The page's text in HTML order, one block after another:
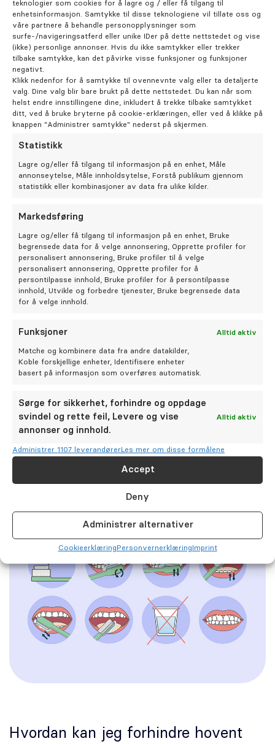
teknologier som cookies for å lagre og / eller få tilgang til
enhetsinformasjon. Samtykke til disse teknologiene vil tillate oss og
våre partnere å behandle personopplysninger som
surfe-/navigeringsatferd eller unike IDer på dette nettstedet og vise
(ikke) personlige annonser. Hvis du ikke samtykker eller trekker
tilbake samtykke, kan det påvirke visse funksjoner og funksjoner
negativt.
Klikk nedenfor for å samtykke til ovennevnte valg eller ta detaljerte
valg. Dine valg blir bare brukt på dette nettstedet. Du kan når som
helst endre innstillingene dine, inkludert å trekke tilbake samtykket
ditt, ved å bruke bryterne på cookie-erklæringen, eller ved å klikke på
knappen "Administrer samtykke" nederst på skjermen.
Statistikk
Lagre og/eller få tilgang til informasjon på en enhet, Måle
annonseytelse, Måle innholdsytelse, Forstå publikum gjennom
statistikk eller kombinasjoner av data fra ulike kilder.
Markedsføring
Lagre og/eller få tilgang til informasjon på en enhet, Bruke
begrensede data for å velge annonsering, Opprette profiler for
personalisert annonsering, Bruke profiler til å velge
personalisert annonsering, Opprette profiler for å
persontilpasse innhold, Bruke profiler for å persontilpasse
innhold, Utvikle og forbedre tjenester, Bruke begrensede data
for å velge innhold.
Funksjoner Alltid aktiv
Matche og kombinere data fra andre datakilder,
Koble forskjellige enheter, Identifisere enheter
basert på informasjon som overføres automatisk.
Sørge for sikkerhet, forhindre og oppdage
svindel og rette feil, Levere og vise
annonser og innhold.
Alltid aktiv
Administrer 1107 leverandørerLes mer om disse formålene
Accept
Deny
Administrer alternativer
Cookie­erklæringPersonvernerklæringImprint
Behandling avhenger av årsaken og hvor alvorlig
tilstanden er. Her er noen tiltak som kan hjelpe:
Profesjonell tannrens
En grundig tannrens hos tannlegen fjerner plakk og
tannstein som ikke kan fjernes med vanlig tannpuss.
Dette reduserer bakteriebelastningen og gir
tannkjøttet mulighet til å hele.
Å opprettholde en god munnhygiene er avgjørende.
Dette inkluderer:
med en myk tannbørste og fluortannkrem
matrester og plakk mellom tennene
Munnskyll: Et antibakterielt munnskyll kan
redusere bakterier og betennelse
Behandling av underliggende årsaker
infeksjoner eller dårlig tilpassede proteser, må disse
problemene adresseres direkte. Tannlegen kan
foreskrive medisiner eller justere tannproteser etter
Livsstilsendringer
Røykeslutt: Røyking svekker immunforsvaret og
gjør det vanskeligere for tannkjøttet å hele
Ernæring: Et balansert kosthold rikt på vitaminer
og mineraler styrker tannkjøttet
Hvordan kan jeg forhindre hovent